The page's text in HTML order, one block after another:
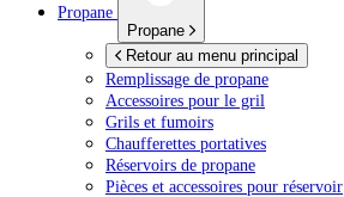
Propane
Propane
Retour au menu principal
Remplissage de propane
Accessoires pour le gril
Grils et fumoirs
Chaufferettes portatives
Réservoirs de propane
Pièces et accessoires pour réservoir